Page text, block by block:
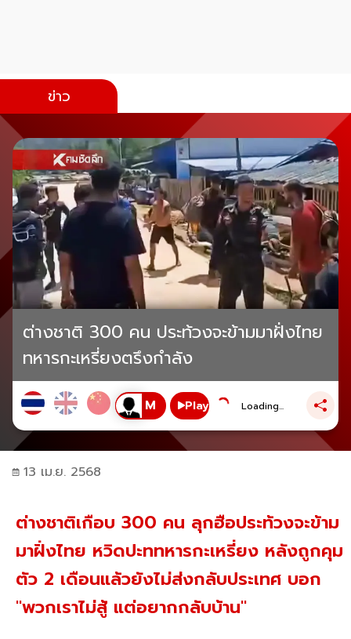
ข่าว
ต่างชาติ 300 คน ประท้วงจะข้ามมาฝั่งไทย
ทหารกะเหรี่ยงตรึงกำลัง
Play Loading...
13 เม.ย. 2568
ต่างชาติเกือบ 300 คน ลุกฮือประท้วงจะข้าม
มาฝั่งไทย หวิดปะททหารกะเหรี่ยง หลังถูกคุม
ตัว 2 เดือนแล้วยังไม่ส่งกลับประเทศ บอก
"พวกเราไม่สู้ แต่อยากกลับบ้าน"